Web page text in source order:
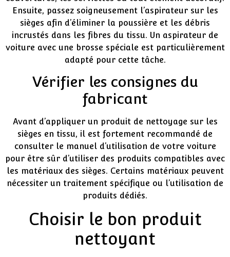
Ensuite, passez soigneusement l’aspirateur sur les
sièges afin d’éliminer la poussière et les débris
incrustés dans les fibres du tissu. Un aspirateur de
voiture avec une brosse spéciale est particulièrement
adapté pour cette tâche.
Vérifier les consignes du
fabricant
Avant d’appliquer un produit de nettoyage sur les
sièges en tissu, il est fortement recommandé de
consulter le manuel d’utilisation de votre voiture
pour être sûr d’utiliser des produits compatibles avec
les matériaux des sièges. Certains matériaux peuvent
nécessiter un traitement spécifique ou l’utilisation de
produits dédiés.
Choisir le bon produit
nettoyant